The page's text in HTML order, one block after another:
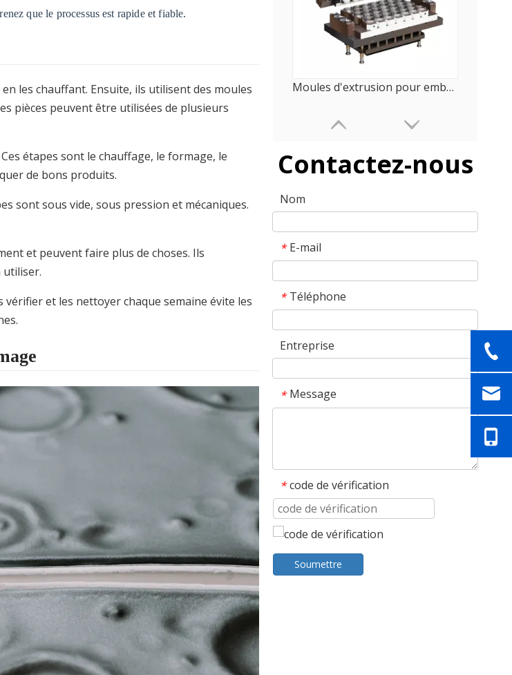
que le processus est rapide et fiable.
les chauffant. Ensuite, ils utilisent des moules
pièces peuvent être utilisées de plusieurs
étapes sont le chauffage, le formage, le
de bons produits.
sont sous vide, sous pression et mécaniques.
et peuvent faire plus de choses. Ils
vérifier et les nettoyer chaque semaine évite les
Moules d'extrusion pour emballages alimentaires de taille moyenne
Contactez-nous
Nom
* E-mail
* Téléphone
Entreprise
* Message
* code de vérification
Soumettre